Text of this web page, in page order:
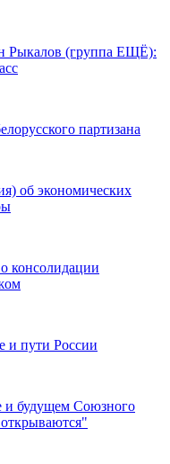
(группа ЕЩЁ):
партизана
об экономических
консолидации
и пути России
и будущем Союзного